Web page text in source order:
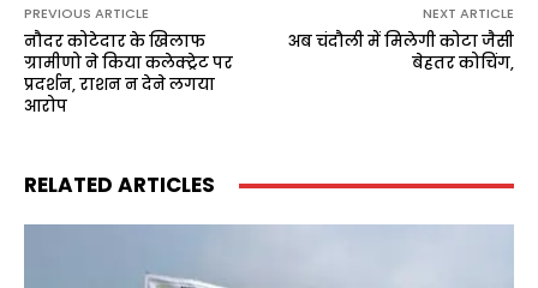
PREVIOUS ARTICLE
नौदर कोटेदार के खिलाफ
ग्रामीणो ने किया कलेक्ट्रेट पर
प्रदर्शन, राशन न देने लगया
आरोप
NEXT ARTICLE
अब चंदौली में मिलेगी कोटा जैसी
बेहतर कोचिंग,
RELATED ARTICLES